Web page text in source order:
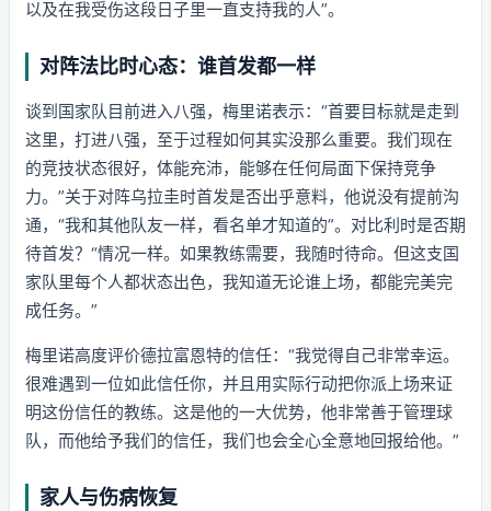
以及在我受伤这段日子里一直支持我的人”。
对阵法比时心态：谁首发都一样
谈到国家队目前进入八强，梅里诺表示：“首要目标就是走到
这里，打进八强，至于过程如何其实没那么重要。我们现在
的竞技状态很好，体能充沛，能够在任何局面下保持竞争
力。”关于对阵乌拉圭时首发是否出乎意料，他说没有提前沟
通，“我和其他队友一样，看名单才知道的”。对比利时是否期
待首发？“情况一样。如果教练需要，我随时待命。但这支国
家队里每个人都状态出色，我知道无论谁上场，都能完美完
成任务。”
梅里诺高度评价德拉富恩特的信任：“我觉得自己非常幸运。
很难遇到一位如此信任你，并且用实际行动把你派上场来证
明这份信任的教练。这是他的一大优势，他非常善于管理球
队，而他给予我们的信任，我们也会全心全意地回报给他。”
家人与伤病恢复